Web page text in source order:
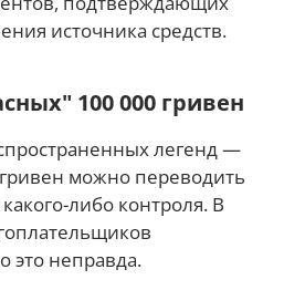
источника средств.
100 000 гривен
легенд —
можно переводить
либо контроля. В
это неправда.